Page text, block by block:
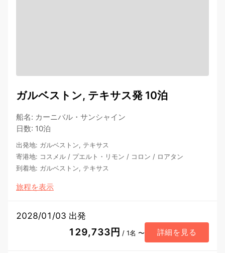
ガルベストン, テキサス発 10泊
船名: カーニバル・サンシャイン
日数: 10泊
出発地: ガルベストン, テキサス
寄港地: コスメル / プエルト・リモン / コロン / ロアタン
到着地: ガルベストン, テキサス
旅程を表示
2028/01/03 出発
129,733円 / 1名 〜 詳細を見る